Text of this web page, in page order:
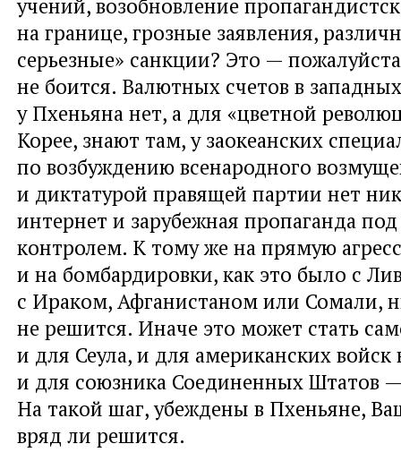
учений, возобновление
на границе, грозные заявления,
серьезные» санкции? Это —
не боится. Валютных счетов в
у Пхеньяна нет, а для «цветной
Корее, знают там, у заокеанских
по возбуждению всенародного
и диктатурой правящей партии нет
интернет и зарубежная пропаганда
контролем. К тому же на прямую
и на бомбардировки, как это было с
с Ираком, Афганистаном или Сомали,
не решится. Иначе это может стать
и для Сеула, и для американских войск
и для союзника Соединенных Штатов
На такой шаг, убеждены в Пхеньяне,
вряд ли решится.